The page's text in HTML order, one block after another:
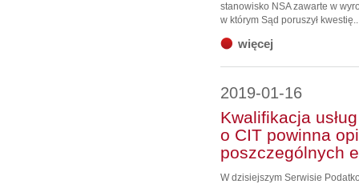
stanowisko NSA zawarte w
w którym Sąd poruszył
więcej
2019-01-16
Kwalifikacja
o CIT powinna
poszczególnych
W dzisiejszym Serwisie